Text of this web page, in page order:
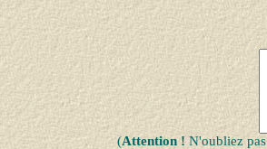
(Attention !N'oubliez pas